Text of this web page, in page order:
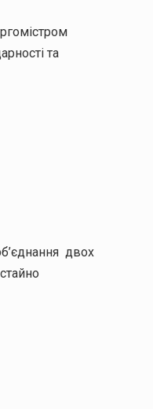
та
двох